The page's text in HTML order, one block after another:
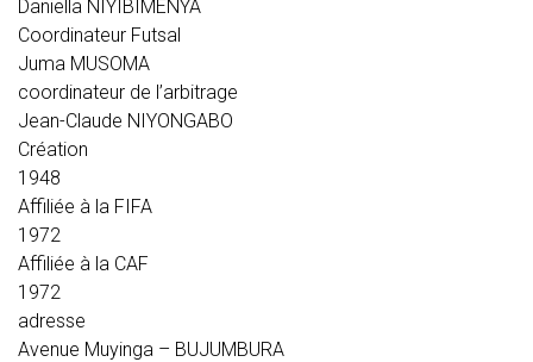
Daniella NIYIBIMENYA
Coordinateur Futsal
Juma MUSOMA
coordinateur de l’arbitrage
Jean-Claude NIYONGABO
Création
1948
Affiliée à la FIFA
1972
Affiliée à la CAF
1972
adresse
Avenue Muyinga – BUJUMBURA